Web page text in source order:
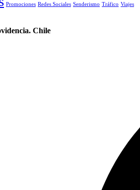
Promociones Redes Sociales Senderismo Tráfico Viajes
Chile